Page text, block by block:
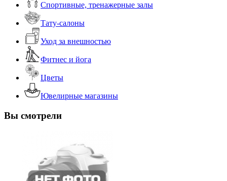
Спортивные, тренажерные залы
Тату-салоны
Уход за внешностью
Фитнес и йога
Цветы
Ювелирные магазины
Вы смотрели